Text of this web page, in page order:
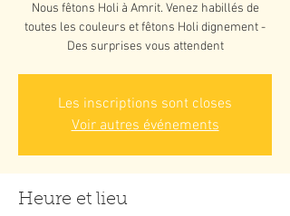
Nous fêtons Holi à Amrit. Venez habillés de
toutes les couleurs et fêtons Holi dignement -
Des surprises vous attendent
Les inscriptions sont closes
Voir autres événements
Heure et lieu